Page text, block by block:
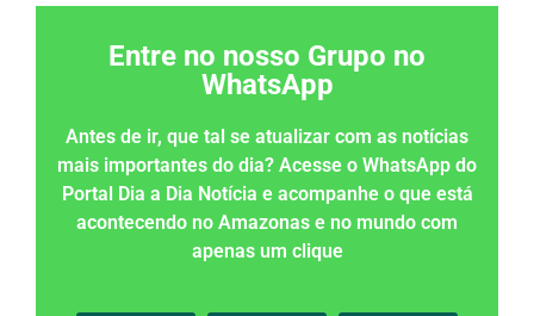
Entre no nosso Grupo no
WhatsApp
Antes de ir, que tal se atualizar com as notícias
mais importantes do dia? Acesse o WhatsApp do
Portal Dia a Dia Notícia e acompanhe o que está
acontecendo no Amazonas e no mundo com
apenas um clique